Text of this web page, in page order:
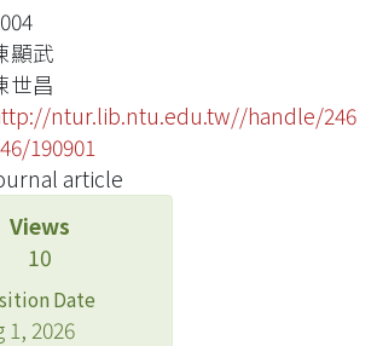
顯武
世昌
ntur.lib.ntu.edu.tw//handle/246
190901
article
Views
10
Date
1, 2026